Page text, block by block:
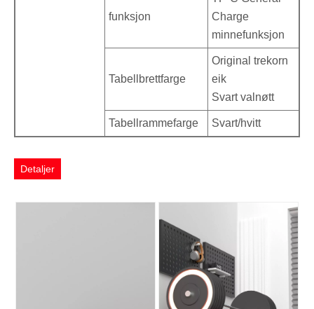
funksjon
Charge
minnefunksjon
Tabellbrettfarge
Original trekorn
eik
Svart valnøtt
Tabellrammefarge Svart/hvitt
Detaljer